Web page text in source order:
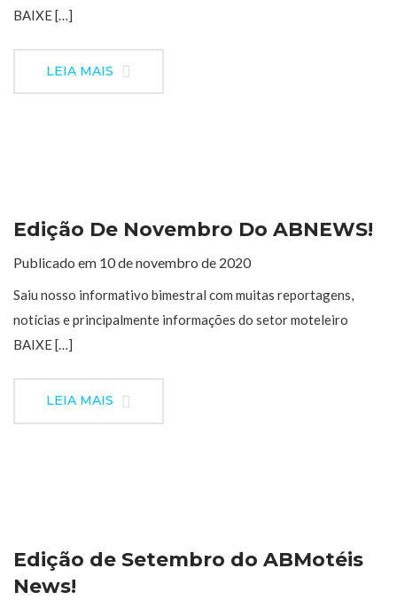
BAIXE […]
LEIA MAIS
Edição De Novembro Do ABNEWS!
Publicado em 10 de novembro de 2020
Saiu nosso informativo bimestral com muitas reportagens,
notícias e principalmente informações do setor moteleiro
BAIXE […]
LEIA MAIS
Edição de Setembro do ABMotéis
News!